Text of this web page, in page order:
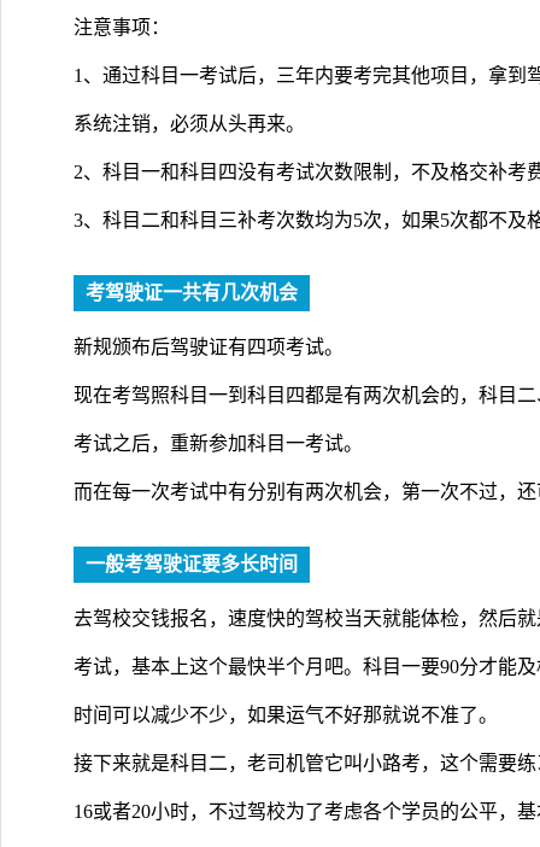
注意事项：
1、通过科目一考试后，三年内要考完其他项目，拿
系统注销，必须从头再来。
2、科目一和科目四没有考试次数限制，不及格交补考
3、科目二和科目三补考次数均为5次，如果5次都不及
考驾驶证一共有几次机会
新规颁布后驾驶证有四项考试。
现在考驾照科目一到科目四都是有两次机会的，科目
考试之后，重新参加科目一考试。
而在每一次考试中有分别有两次机会，第一次不过，
一般考驾驶证要多长时间
去驾校交钱报名，速度快的驾校当天就能体检，然后
考试，基本上这个最快半个月吧。科目一要90分才能
时间可以减少不少，如果运气不好那就说不准了。
接下来就是科目二，老司机管它叫小路考，这个需要
16或者20小时，不过驾校为了考虑各个学员的公平，